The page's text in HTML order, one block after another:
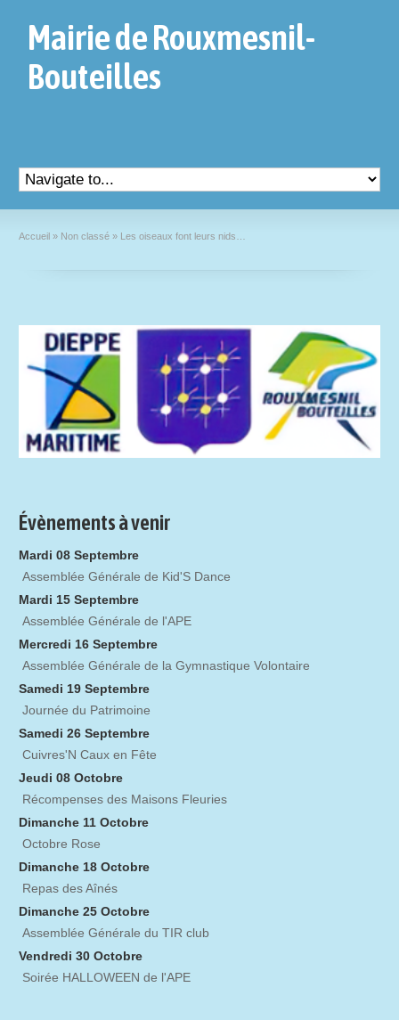
Mairie de Rouxmesnil-
Bouteilles
Accueil » Non classé » Les oiseaux font leurs nids…
Évènements à venir
Mardi 08 Septembre
Assemblée Générale de Kid'S Dance
Mardi 15 Septembre
Assemblée Générale de l'APE
Mercredi 16 Septembre
Assemblée Générale de la Gymnastique Volontaire
Samedi 19 Septembre
Journée du Patrimoine
Samedi 26 Septembre
Cuivres'N Caux en Fête
Jeudi 08 Octobre
Récompenses des Maisons Fleuries
Dimanche 11 Octobre
Octobre Rose
Dimanche 18 Octobre
Repas des Aînés
Dimanche 25 Octobre
Assemblée Générale du TIR club
Vendredi 30 Octobre
Soirée HALLOWEEN de l'APE